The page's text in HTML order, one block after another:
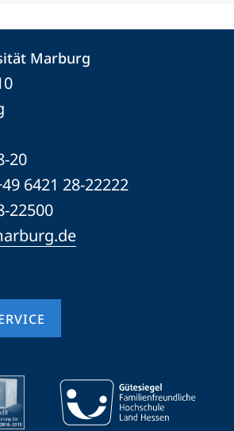
Marburg
20
6421 28-22222
22500